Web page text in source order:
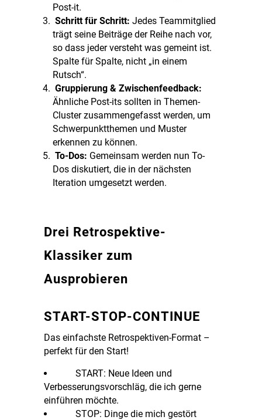
Post-it.
Schritt für Schritt: Jedes Teammitglied
trägt seine Beiträge der Reihe nach vor,
so dass jeder versteht was gemeint ist.
Spalte für Spalte, nicht „in einem
Rutsch“.
Gruppierung & Zwischenfeedback:
Ähnliche Post-its sollten in Themen-
Cluster zusammengefasst werden, um
Schwerpunktthemen und Muster
erkennen zu können.
To-Dos: Gemeinsam werden nun To-
Dos diskutiert, die in der nächsten
Iteration umgesetzt werden.
Drei Retrospektive-
Klassiker zum
Ausprobieren
START-STOP-CONTINUE
Das einfachste Retrospektiven-Format –
perfekt für den Start!
START: Neue Ideen und
Verbesserungsvorschläg, die ich gerne
einführen möchte.
STOP: Dinge die mich gestört